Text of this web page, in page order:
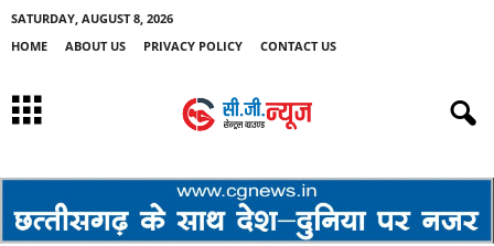
SATURDAY, AUGUST 8, 2026
HOME
ABOUT US PRIVACY POLICY CONTACT US